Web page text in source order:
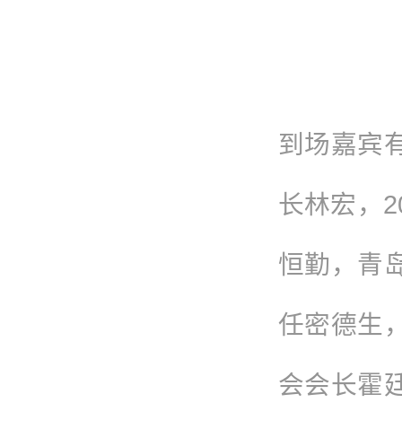
到场嘉宾
长林宏，
恒勤，青
任密德生
会会长霍